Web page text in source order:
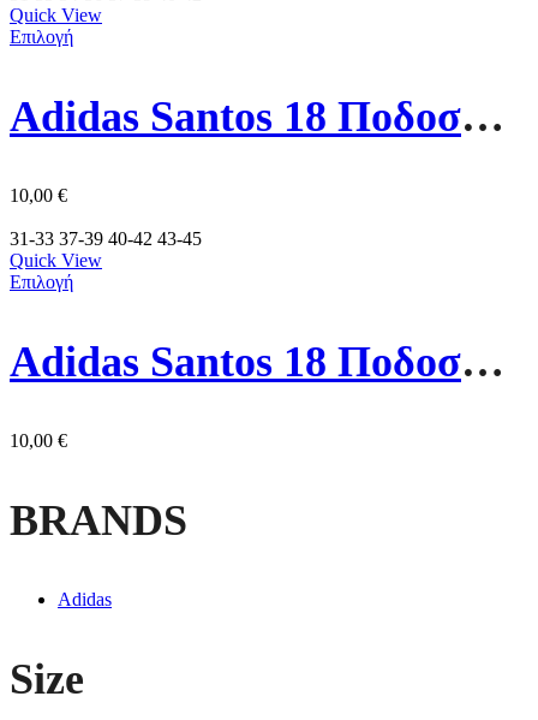
Quick View
Επιλογή
Adidas Santos 18 Ποδοσφαιρικές Κάλτσες CV8096 Κόκκινες
10,00 €
31-33 37-39 40-42 43-45
Quick View
Επιλογή
Adidas Santos 18 Ποδοσφαιρικές Κάλτσες CV8095 Μπλε
10,00 €
BRANDS
Adidas
Size